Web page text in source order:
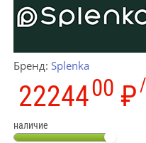
Бренд: Splenka
2224400 ₽
наличие